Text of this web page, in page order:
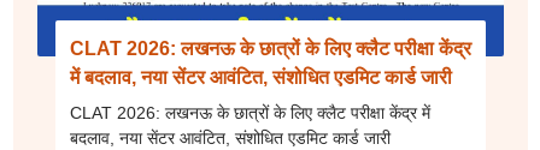
CLAT 2026: लखनऊ के छात्रों के लिए क्लैट परीक्षा केंद्र
में बदलाव, नया सेंटर आवंटित, संशोधित एडमिट कार्ड जारी
CLAT 2026: लखनऊ के छात्रों के लिए क्लैट परीक्षा केंद्र में
बदलाव, नया सेंटर आवंटित, संशोधित एडमिट कार्ड जारी